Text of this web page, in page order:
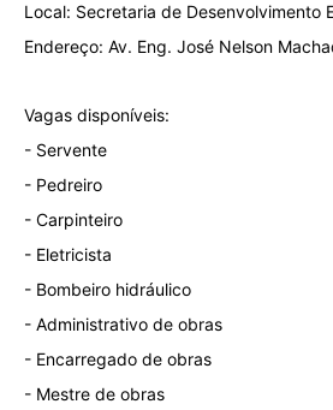
Agenda
Diário Oficial
Contato
Local: Secretaria de Desenvolvimento
Endereço: Av. Eng. José Nelson
Vagas disponíveis:
- Servente
- Pedreiro
- Carpinteiro
- Eletricista
- Bombeiro hidráulico
- Administrativo de obras
- Encarregado de obras
- Mestre de obras